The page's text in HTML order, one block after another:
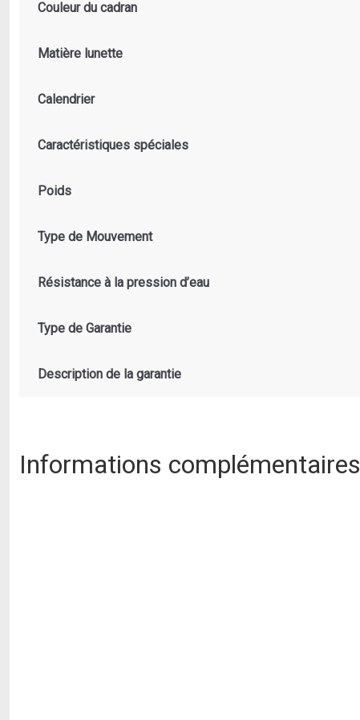
Couleur du cadran
Matière lunette
Calendrier
Caractéristiques spéciales
Poids
Type de Mouvement
Résistance à la pression d’eau
Type de Garantie
Description de la garantie
Informations complémentaires